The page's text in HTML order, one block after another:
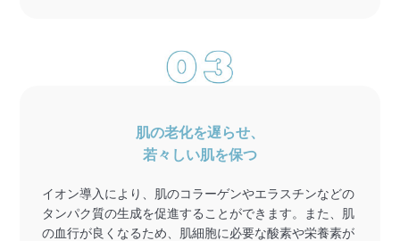
肌の老化を遅らせ、
若々しい肌を保つ
イオン導入により、肌のコラーゲンやエラスチンなどの
タンパク質の生成を促進することができます。また、肌
の血行が良くなるため、肌細胞に必要な酸素や栄養素が